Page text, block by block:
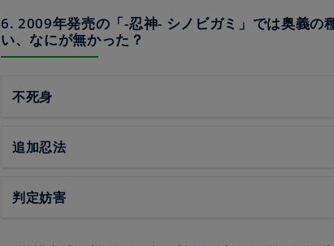
6. 2009年発売の「-忍神- シノビガミ」では奥義の
い、なにが無かった？
不死身
追加忍法
判定妨害